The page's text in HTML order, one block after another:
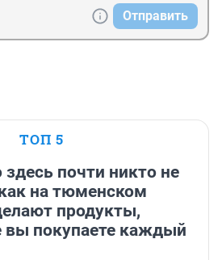
Отправить
ТОП 5
почти никто не
на тюменском
продукты,
вы покупаете каждый